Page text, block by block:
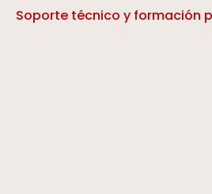
Soporte técnico y formación